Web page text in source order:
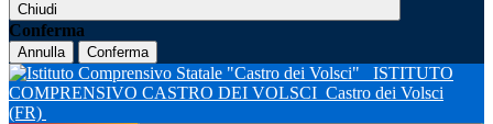
Chiudi
Conferma
Annulla Conferma
ISTITUTO
COMPRENSIVO CASTRO DEI VOLSCI Castro dei Volsci
(FR)